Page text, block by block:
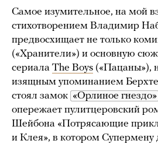
Самое изумительное, на мой
стихотворением Владимир
предвосхищает не только
(«Хранители») и основную
сериала The Boys («Пацаны»),
изящным упоминанием
стоял замок «Орлиное гнездо»
опережает пулитцеровский
Шейбона «Потрясающие
и Клея», в котором Супермену